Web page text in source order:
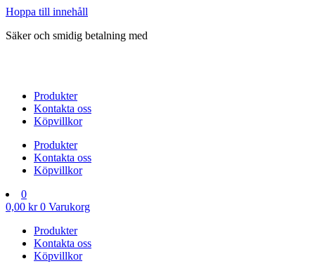
Hoppa till innehåll
Säker och smidig betalning med
Produkter
Kontakta oss
Köpvillkor
Produkter
Kontakta oss
Köpvillkor
0
0,00 kr 0 Varukorg
Produkter
Kontakta oss
Köpvillkor